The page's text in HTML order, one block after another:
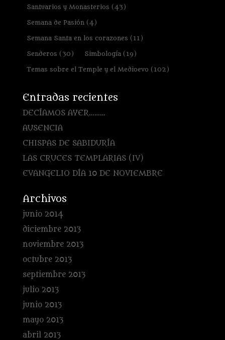
Santuarios y Monasterios (43)
Semana de Pasión(4)
Semana Santa en los corazones (11)
Senderos (30) Simbología(19)
Temas sobre el Temple y el Medioevo (102)
Entradas recientes
DECÍAMOS AYER………
AUSENCIA
CHISPAS DE SABIDURÍA
LAS CRUCES TEMPLARIAS (IV)
EVANGELIO DÍA 10 DE NOVIEMBRE
Archivos
junio 2014
diciembre 2013
noviembre 2013
octubre 2013
septiembre 2013
julio 2013
junio 2013
mayo 2013
abril 2013